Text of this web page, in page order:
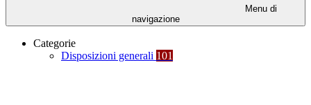
Menu di
navigazione
Categorie
Disposizioni generali 101